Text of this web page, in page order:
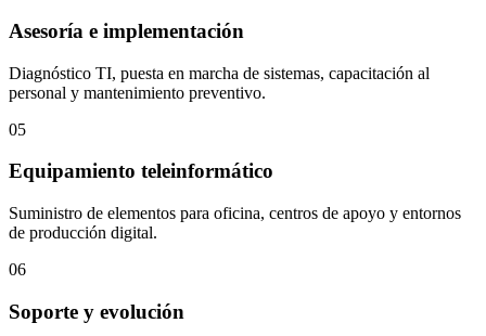
Asesoría e implementación
Diagnóstico TI, puesta en marcha de sistemas, capacitación al
personal y mantenimiento preventivo.
05
Equipamiento teleinformático
Suministro de elementos para oficina, centros de apoyo y entornos
de producción digital.
06
Soporte y evolución